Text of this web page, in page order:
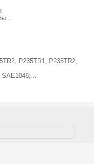
стали
P235TR1, P235TR2,
15Mo3,16Mo3, 13CrMo44;
12CrMo910, 11CrMo910,
20MnV,